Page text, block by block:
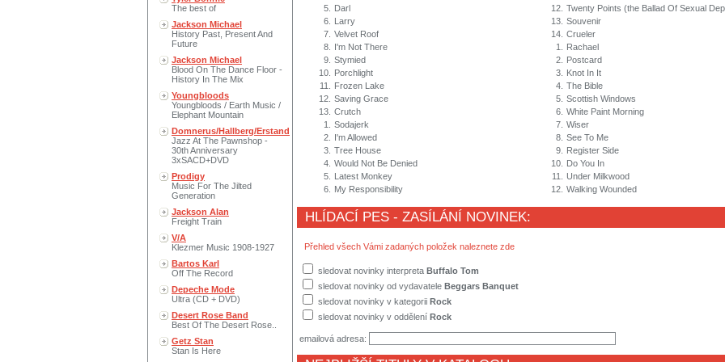
The best of
Jackson Michael
History Past, Present And
Future
Jackson Michael
Blood On The Dance Floor -
History In The Mix
Youngbloods
Youngbloods / Earth Music /
Elephant Mountain
Domnerus/Hallberg/Erstand
Jazz At The Pawnshop -
30th Anniversary
3xSACD+DVD
Prodigy
Music For The Jilted
Generation
Jackson Alan
Freight Train
V/A
Klezmer Music 1908-1927
Bartos Karl
Off The Record
Depeche Mode
Ultra (CD + DVD)
Desert Rose Band
Best Of The Desert Rose..
Getz Stan
Stan Is Here
5.
Darl
6.
Larry
7. Velvet Roof
8.
I'm Not There
9. Stymied
10.
Porchlight
11.
Frozen Lake
12. Saving Grace
13. Crutch
1.
Sodajerk
2.
I'm Allowed
3. Tree House
4. Would Not Be Denied
5.
Latest Monkey
6.
My Responsibility
12. Twenty Points (the Ballad Of Sexual
13. Souvenir
14. Crueler
1.
Rachael
2.
Postcard
3.
Knot In It
4. The Bible
5. Scottish Windows
6. White Paint Morning
7. Wiser
8. See To Me
9.
Register Side
10.
Do You In
11.
Under Milkwood
12. Walking Wounded
HLÍDACÍ PES - ZASÍLÁNÍ NOVINEK:
Přehled všech Vámi zadaných položek naleznete zde
sledovat novinky interpreta Buffalo Tom
sledovat novinky od vydavatele Beggars Banquet
sledovat novinky v kategorii Rock
sledovat novinky v oddělení Rock
emailová adresa: